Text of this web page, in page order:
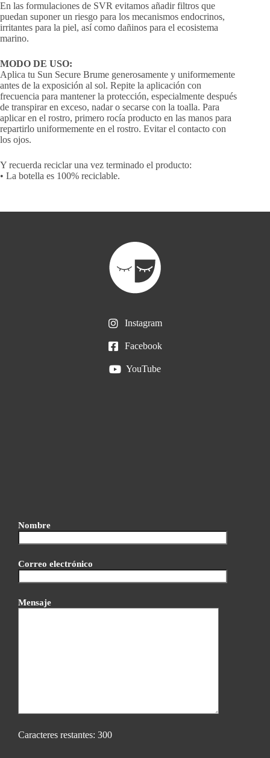
En las formulaciones de SVR evitamos añadir filtros que
puedan suponer un riesgo para los mecanismos endocrinos,
irritantes para la piel, así como dañinos para el ecosistema
marino.
MODO DE USO:
Aplica tu Sun Secure Brume generosamente y uniformemente
antes de la exposición al sol. Repite la aplicación con
frecuencia para mantener la protección, especialmente después
de transpirar en exceso, nadar o secarse con la toalla. Para
aplicar en el rostro, primero rocía producto en las manos para
repartirlo uniformemente en el rostro. Evitar el contacto con
los ojos.
Y recuerda reciclar una vez terminado el producto:
• La botella es 100% reciclable.
Instagram
Facebook
YouTube
Nombre
Correo electrónico
Mensaje
Caracteres restantes: 300